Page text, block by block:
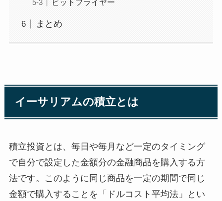
ビットフライヤー
まとめ
イーサリアムの積立とは
積立投資とは、毎日や毎月など一定のタイミング
で自分で設定した金額分の金融商品を購入する方
法です。このように同じ商品を一定の期間で同じ
金額で購入することを「ドルコスト平均法」とい